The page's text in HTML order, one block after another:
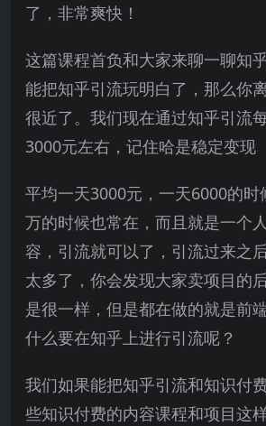
了，非常爽快！
这篇课程首负和大家来聊一聊知
能把知乎引流玩明白了，那么你
很近了。我们现在通过知乎引流
3000元左右，记住哈是稳定变现
平均一天3000元，一天6000的时
万的时候也常在，而且就是一个
容，引流就可以了，引流过来之
太多了，你会发现大家卖项目的
是很一样，但是都在做的就是前
什么要在知乎上进行引流呢？
我们如果能把知乎引流和知识付
些知识付费的内容课程和项目这